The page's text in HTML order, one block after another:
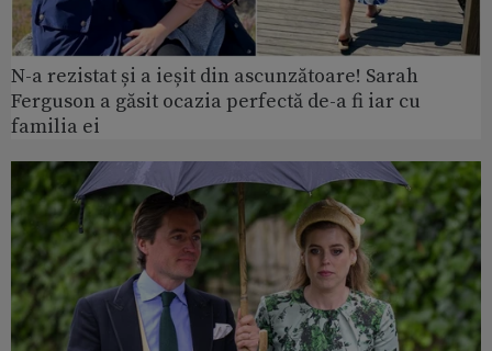
N-a rezistat și a ieșit din ascunzătoare! Sarah
Ferguson a găsit ocazia perfectă de-a fi iar cu
familia ei